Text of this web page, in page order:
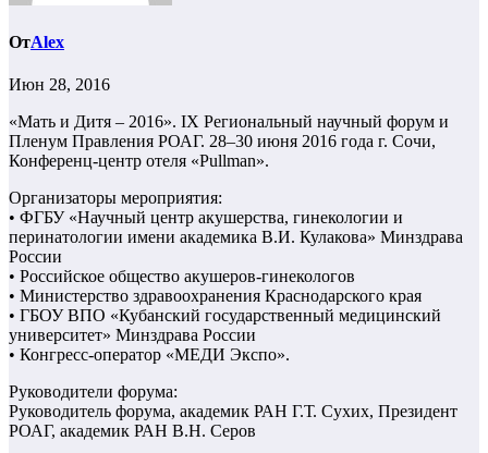
ОтAlex
Июн 28, 2016
«Мать и Дитя – 2016». IX Региональный научный форум и
Пленум Правления РОАГ. 28–30 июня 2016 года г. Сочи,
Конференц-центр отеля «Pullman».
Организаторы мероприятия:
• ФГБУ «Научный центр акушерства, гинекологии и
перинатологии имени академика В.И. Кулакова» Минздрава
России
• Российское общество акушеров-гинекологов
• Министерство здравоохранения Краснодарского края
• ГБОУ ВПО «Кубанский государственный медицинский
университет» Минздрава России
• Конгресс-оператор «МЕДИ Экспо».
Руководители форума:
Руководитель форума, академик РАН Г.Т. Сухих, Президент
РОАГ, академик РАН В.Н. Серов